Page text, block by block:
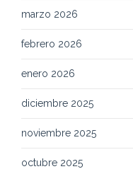
marzo 2026
febrero 2026
enero 2026
diciembre 2025
noviembre 2025
octubre 2025